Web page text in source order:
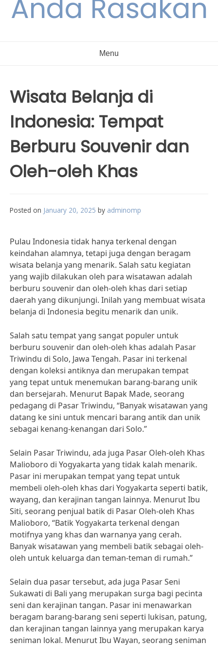
Anda Rasakan
Menu
Wisata Belanja di
Indonesia: Tempat
Berburu Souvenir dan
Oleh-oleh Khas
Posted on January 20, 2025 by adminomp
Pulau Indonesia tidak hanya terkenal dengan
keindahan alamnya, tetapi juga dengan beragam
wisata belanja yang menarik. Salah satu kegiatan
yang wajib dilakukan oleh para wisatawan adalah
berburu souvenir dan oleh-oleh khas dari setiap
daerah yang dikunjungi. Inilah yang membuat wisata
belanja di Indonesia begitu menarik dan unik.
Salah satu tempat yang sangat populer untuk
berburu souvenir dan oleh-oleh khas adalah Pasar
Triwindu di Solo, Jawa Tengah. Pasar ini terkenal
dengan koleksi antiknya dan merupakan tempat
yang tepat untuk menemukan barang-barang unik
dan bersejarah. Menurut Bapak Made, seorang
pedagang di Pasar Triwindu, “Banyak wisatawan yang
datang ke sini untuk mencari barang antik dan unik
sebagai kenang-kenangan dari Solo.”
Selain Pasar Triwindu, ada juga Pasar Oleh-oleh Khas
Malioboro di Yogyakarta yang tidak kalah menarik.
Pasar ini merupakan tempat yang tepat untuk
membeli oleh-oleh khas dari Yogyakarta seperti batik,
wayang, dan kerajinan tangan lainnya. Menurut Ibu
Siti, seorang penjual batik di Pasar Oleh-oleh Khas
Malioboro, “Batik Yogyakarta terkenal dengan
motifnya yang khas dan warnanya yang cerah.
Banyak wisatawan yang membeli batik sebagai oleh-
oleh untuk keluarga dan teman-teman di rumah.”
Selain dua pasar tersebut, ada juga Pasar Seni
Sukawati di Bali yang merupakan surga bagi pecinta
seni dan kerajinan tangan. Pasar ini menawarkan
beragam barang-barang seni seperti lukisan, patung,
dan kerajinan tangan lainnya yang merupakan karya
seniman lokal. Menurut Ibu Wayan, seorang seniman